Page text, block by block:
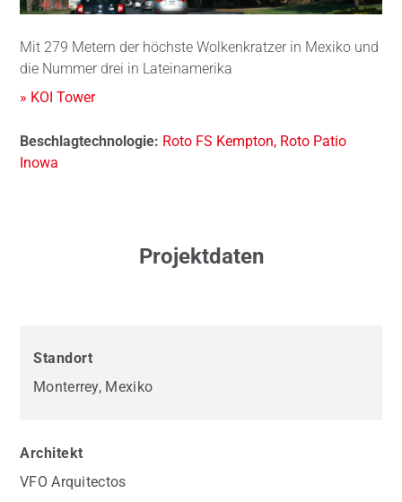
Mit 279 Metern der höchste Wolkenkratzer in Mexiko und
die Nummer drei in Lateinamerika
» KOI Tower
Beschlagtechnologie: Roto FS Kempton, Roto Patio
Inowa
Projektdaten
Standort
Monterrey, Mexiko
Architekt
VFO Arquitectos